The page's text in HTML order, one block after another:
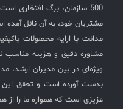
500 سازمان، برگ افتخاری
مشتریان خود، به آن نائل آمده
مدانت با ارایه محصولات
مشاوره دقیق و هزینه مناسب
ویژه‌ای در بین مدیران ارشد،
بدست آورده است و تحقق این
عزیزی است که همواره ما را